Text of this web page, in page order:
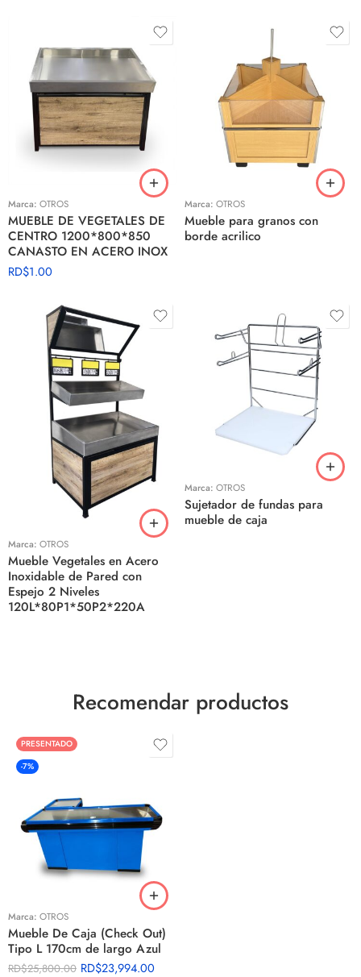
Marca: OTROS
MUEBLE DE VEGETALES DE
CENTRO 1200*800*850
CANASTO EN ACERO INOX
RD$1.00
Marca: OTROS
Mueble para granos con
borde acrilico
Marca: OTROS
Mueble Vegetales en Acero
Inoxidable de Pared con
Espejo 2 Niveles
120L*80P1*50P2*220A
Marca: OTROS
Sujetador de fundas para
mueble de caja
Recomendar productos
PRESENTADO
-7%
Marca: OTROS
Mueble De Caja (Check Out)
Tipo L 170cm de largo Azul
RD$25,800.00 RD$23,994.00